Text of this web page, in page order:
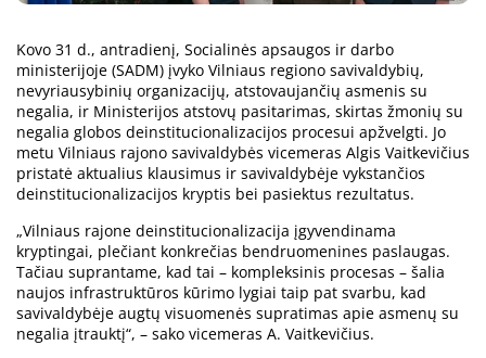
Kovo 31 d., antradienį, Socialinės apsaugos ir darbo
ministerijoje (SADM) įvyko Vilniaus regiono savivaldybių,
nevyriausybinių organizacijų, atstovaujančių asmenis su
negalia, ir Ministerijos atstovų pasitarimas, skirtas žmonių su
negalia globos deinstitucionalizacijos procesui apžvelgti. Jo
metu Vilniaus rajono savivaldybės vicemeras Algis Vaitkevičius
pristatė aktualius klausimus ir savivaldybėje vykstančios
deinstitucionalizacijos kryptis bei pasiektus rezultatus.
„Vilniaus rajone deinstitucionalizacija įgyvendinama
kryptingai, plečiant konkrečias bendruomenines paslaugas.
Tačiau suprantame, kad tai – kompleksinis procesas – šalia
naujos infrastruktūros kūrimo lygiai taip pat svarbu, kad
savivaldybėje augtų visuomenės supratimas apie asmenų su
negalia įtrauktį“, – sako vicemeras A. Vaitkevičius.